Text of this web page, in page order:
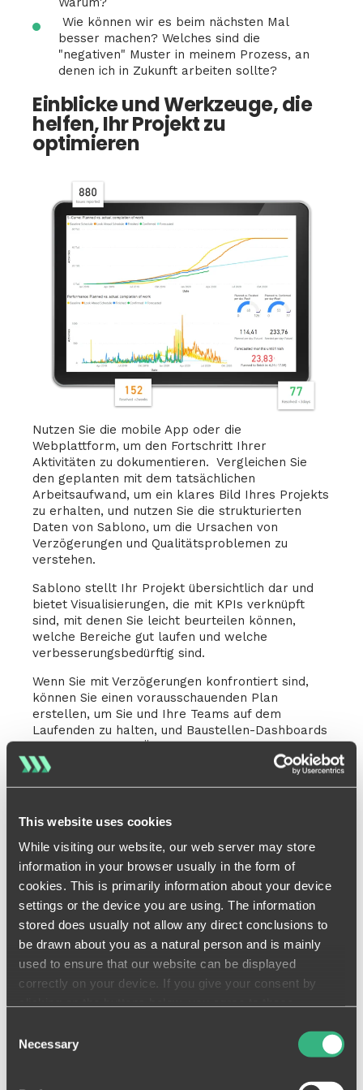
This website uses cookies
While visiting our website, our web server may store
information in your browser usually in the form of
cookies. This is primarily information about your device
settings or the device you are using. The information
stored does usually not allow any direct conclusions to
be drawn about you as a natural person and is mainly
used to ensure that our website can be displayed
correctly on your device. If you give your consent by
revocable and is valid for a limited period of time. The
cookies we use may be transferred to so-called third
countries. Your consent also extends to such transfers
Selection
Necessary
Wie können wir es beim nächsten Mal
besser machen? Welches sind die
"negativen" Muster in meinem Prozess, an
denen ich in Zukunft arbeiten sollte?
Einblicke und Werkzeuge, die
helfen, Ihr Projekt zu
optimieren
Nutzen Sie die mobile App oder die
Webplattform, um den Fortschritt Ihrer
Aktivitäten zu dokumentieren. Vergleichen Sie
den geplanten mit dem tatsächlichen
Arbeitsaufwand, um ein klares Bild Ihres Projekts
zu erhalten, und nutzen Sie die strukturierten
Daten von Sablono, um die Ursachen von
Verzögerungen und Qualitätsproblemen zu
verstehen.
Sablono stellt Ihr Projekt übersichtlich dar und
bietet Visualisierungen, die mit KPIs verknüpft
sind, mit denen Sie leicht beurteilen können,
welche Bereiche gut laufen und welche
verbesserungsbedürftig sind.
Wenn Sie mit Verzögerungen konfrontiert sind,
können Sie einen vorausschauenden Plan
erstellen, um Sie und Ihre Teams auf dem
Laufenden zu halten, und Baustellen-Dashboards
erstellen, um den Überblick über Ihre
Fortschritte zu behalten.
Darüber hinaus können Sie mit dem
Sablono Abläufe für alle möglichen Aktivitäten
planen, basierend auf dem, was in der
Vergangenheit am besten funktioniert hat.
Definieren Sie den Ablauf der Gewerke, die
verantwortlichen Firmen, die Dauer und die
Qualitätskontrollen und Abnahmen. Die Abläufe
können so komplex sein wie ein
Wohnungsausbauprozess oder so einfach wie
eine 6-Schritte-Fassadenabfolge.
Intuitives Berichtswesen